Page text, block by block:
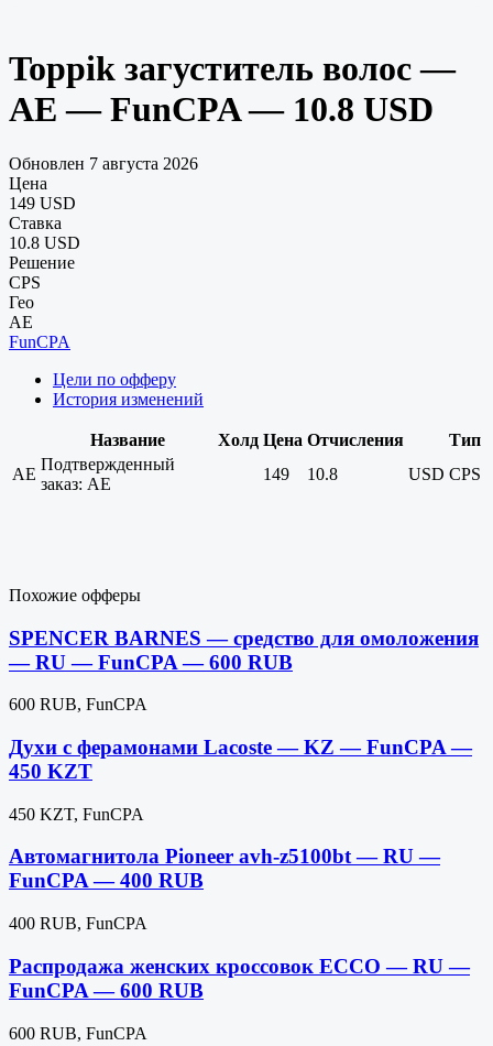
Toppik загуститель волос —
AE — FunCPA — 10.8 USD
Обновлен 7 августа 2026
Цена
149 USD
Ставка
10.8 USD
Решение
CPS
Гео
AE
FunCPA
Цели по офферу
История изменений
Название Холд Цена Отчисления
Тип
AE
Подтвержденный
заказ: AE
149 10.8 USD CPS
Похожие офферы
SPENCER BARNES — средство для омоложения
— RU — FunCPA — 600 RUB
600 RUB, FunCPA
Духи с ферамонами Lacoste — KZ — FunCPA —
450 KZT
450 KZT, FunCPA
Автомагнитола Pioneer avh-z5100bt — RU —
FunCPA — 400 RUB
400 RUB, FunCPA
Распродажа женских кроссовок ECCO — RU —
FunCPA — 600 RUB
600 RUB, FunCPA